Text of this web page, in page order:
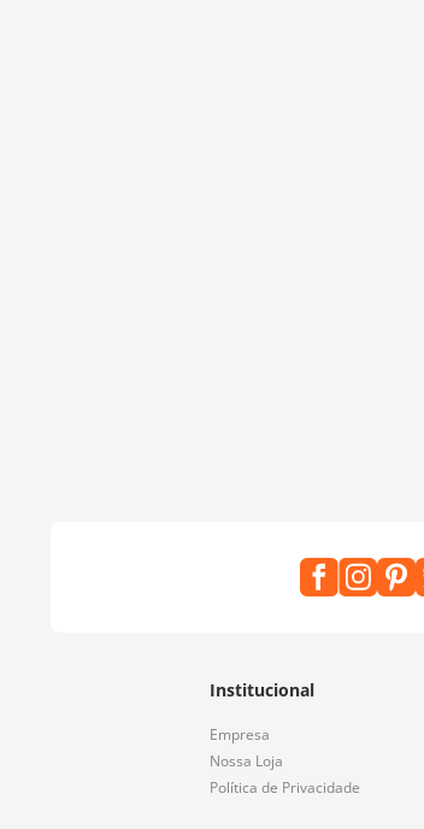
Institucional
Empresa
Nossa Loja
Política de Privacidade